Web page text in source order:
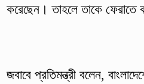
করেছেন। তাহলে তাকে ফেরাতে
জবাবে প্রতিমন্ত্রী বলেন,